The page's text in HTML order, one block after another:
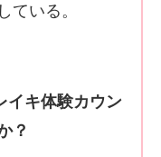
ている。
イキ体験カウン
？